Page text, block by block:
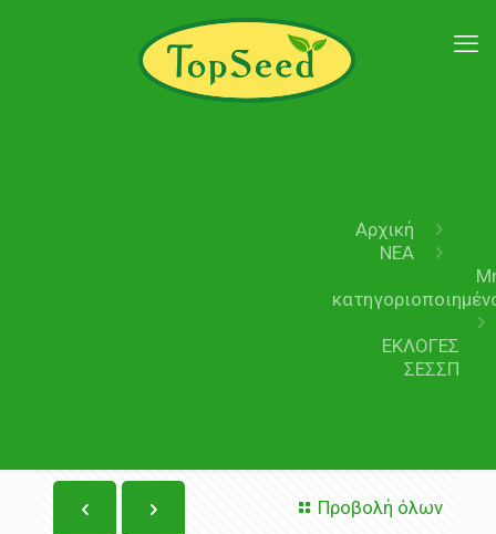
Αρχική
ΝΕΑ
ΕΚΛΟΓΕΣ
ΣΕΣΣΠ
Προβολή όλων